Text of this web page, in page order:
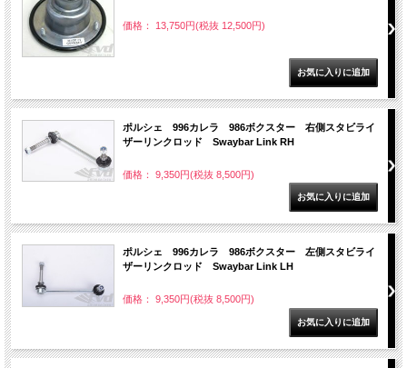
価格： 13,750円(税抜 12,500円)
ポルシェ 996カレラ 986ボクスター 右側スタビライ
ザーリンクロッド Swaybar Link RH
価格： 9,350円(税抜 8,500円)
ポルシェ 996カレラ 986ボクスター 左側スタビライ
ザーリンクロッド Swaybar Link LH
価格： 9,350円(税抜 8,500円)